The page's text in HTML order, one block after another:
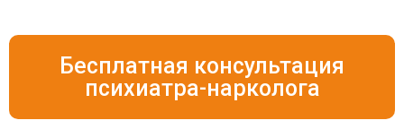
Бесплатная консультация
психиатра-нарколога